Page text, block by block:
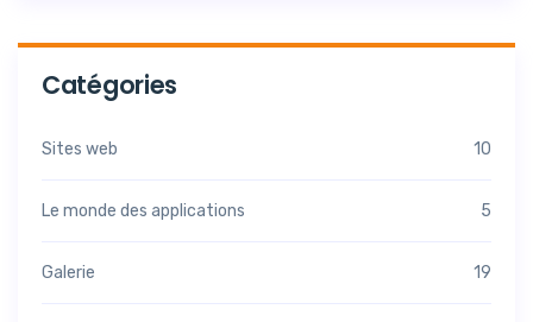
Catégories
Sites web 10
Le monde des applications 5
Galerie 19